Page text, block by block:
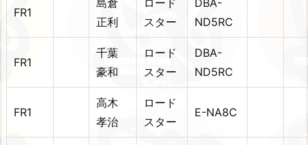
FR1
島倉
正利
ロード
スター
DBA-
ND5RC
FR1
千葉
豪和
ロード
スター
DBA-
ND5RC
FR1
高木
孝治
ロード
スター
E-NA8C